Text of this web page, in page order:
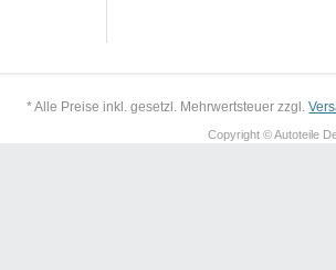
* Alle Preise inkl. gesetzl. Mehrwertsteuer zzgl.
Copyright © Autoteile